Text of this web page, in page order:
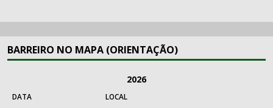
BARREIRO NO MAPA (ORIENTAÇÃO)
2026
DATA LOCAL